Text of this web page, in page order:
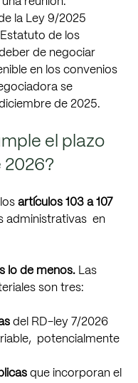
la Ley 9/2025
de los
de negociar
en los convenios
se
de 2025.
el plazo
2026?
artículos 103 a 107
administrativas  en
lo de menos. Las
son tres:
del RD-ley 7/2026
potencialmente
que incorporan el